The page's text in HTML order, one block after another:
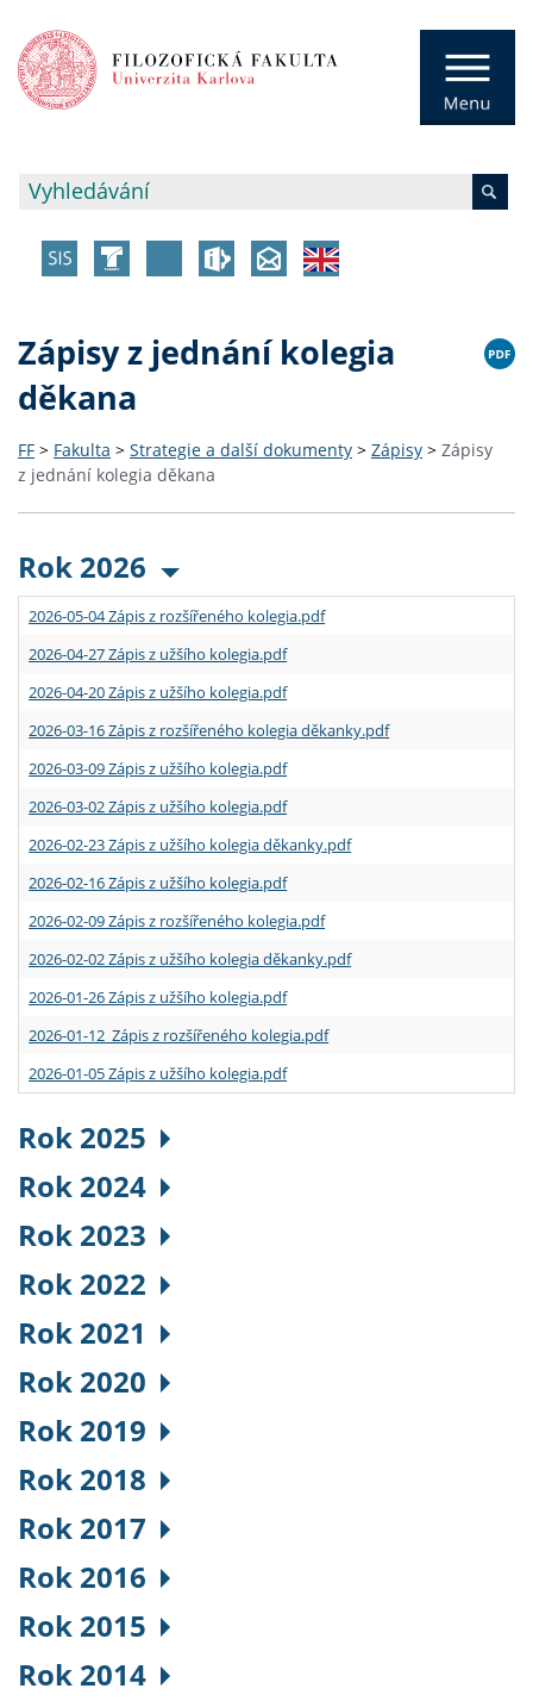
Zápisy z jednání kolegia
děkana
FF > Fakulta > Strategie a další dokumenty > Zápisy > Zápisy
z jednání kolegia děkana
Rok 2026
2026-05-04 Zápis z rozšířeného kolegia.pdf
2026-04-27 Zápis z užšího kolegia.pdf
2026-04-20 Zápis z užšího kolegia.pdf
2026-03-16 Zápis z rozšířeného kolegia děkanky.pdf
2026-03-09 Zápis z užšího kolegia.pdf
2026-03-02 Zápis z užšího kolegia.pdf
2026-02-23 Zápis z užšího kolegia děkanky.pdf
2026-02-16 Zápis z užšího kolegia.pdf
2026-02-09 Zápis z rozšířeného kolegia.pdf
2026-02-02 Zápis z užšího kolegia děkanky.pdf
2026-01-26 Zápis z užšího kolegia.pdf
2026-01-12 Zápis z rozšířeného kolegia.pdf
2026-01-05 Zápis z užšího kolegia.pdf
Rok 2025
Rok 2024
Rok 2023
Rok 2022
Rok 2021
Rok 2020
Rok 2019
Rok 2018
Rok 2017
Rok 2016
Rok 2015
Rok 2014